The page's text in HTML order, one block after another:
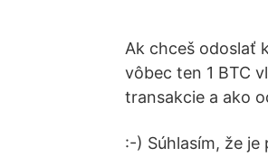
Ak chceš odoslať
vôbec ten 1 BTC
transakcie a ako
:-) Súhlasím, že